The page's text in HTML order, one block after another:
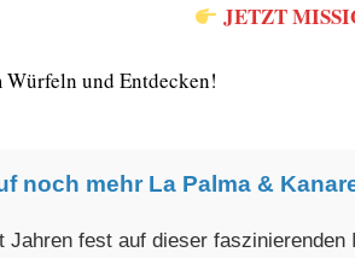
JETZT
Würfeln und Entdecken!
noch mehr La Palma &
Jahren fest auf dieser